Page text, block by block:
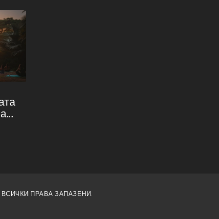
ВСИЧКИ ПРАВА ЗАПАЗЕНИ.